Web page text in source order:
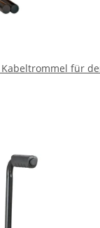
Kabeltrommel für